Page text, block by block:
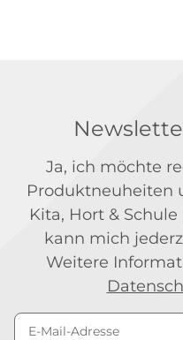
Ja, ich möchte
Produktneuheiten
Kita, Hort &
kann mich
Weitere